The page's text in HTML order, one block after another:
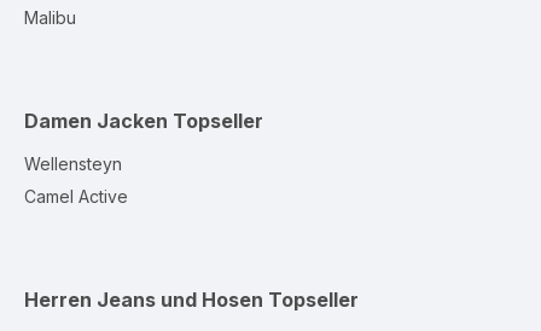
Malibu
Damen Jacken Topseller
Wellensteyn
Camel Active
Herren Jeans und Hosen Topseller